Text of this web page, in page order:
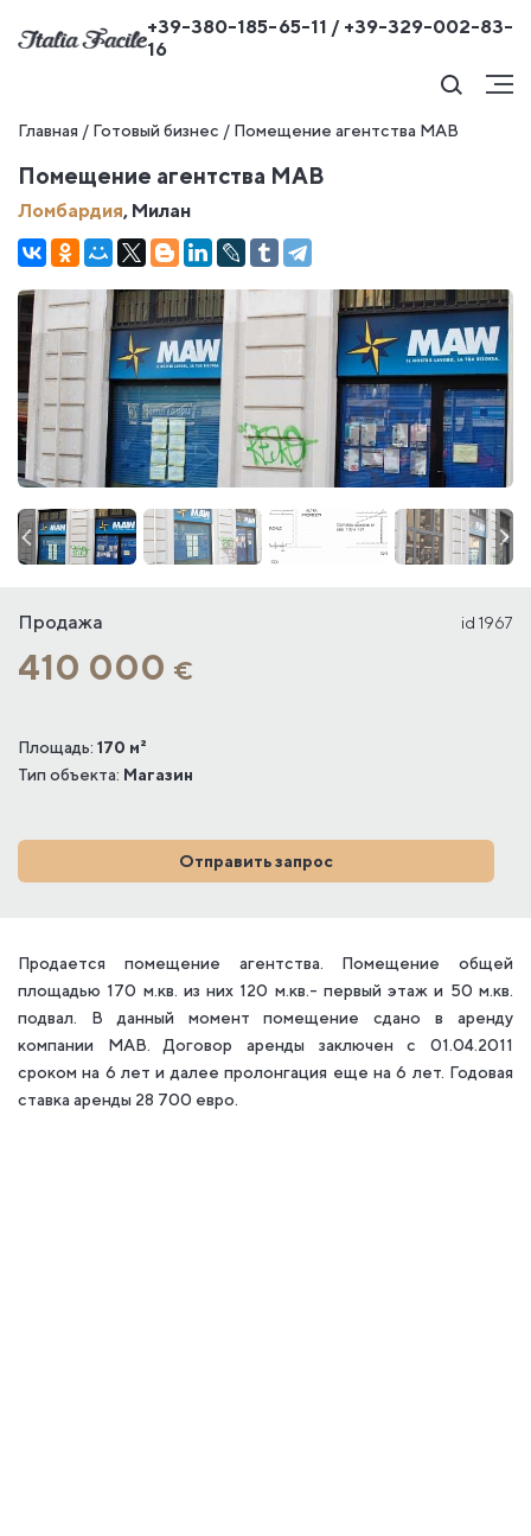
+39-380-185-65-11 / +39-329-002-83-
16
Главная / Готовый бизнес / Помещение агентства МАВ
Помещение агентства МАВ
Ломбардия, Милан
Продажа id 1967
410 000 €
Площадь: 170 м²
Тип объекта: Магазин
Отправить запрос
Продается помещение агентства. Помещение общей
площадью 170 м.кв. из них 120 м.кв.- первый этаж и 50 м.кв.
подвал. В данный момент помещение сдано в аренду
компании МАВ. Договор аренды заключен с 01.04.2011
сроком на 6 лет и далее пролонгация еще на 6 лет. Годовая
ставка аренды 28 700 евро.